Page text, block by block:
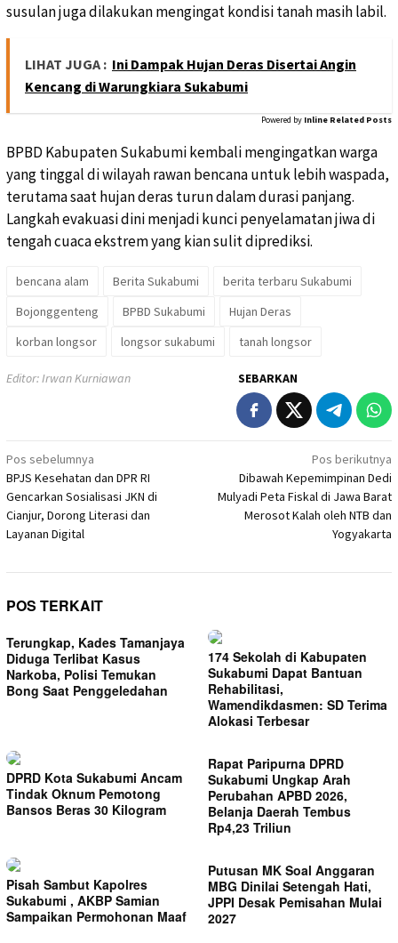
susulan juga dilakukan mengingat kondisi tanah masih labil.
LIHAT JUGA : Ini Dampak Hujan Deras Disertai Angin
Kencang di Warungkiara Sukabumi
Powered by Inline Related Posts
BPBD Kabupaten Sukabumi kembali mengingatkan warga
yang tinggal di wilayah rawan bencana untuk lebih waspada,
terutama saat hujan deras turun dalam durasi panjang.
Langkah evakuasi dini menjadi kunci penyelamatan jiwa di
tengah cuaca ekstrem yang kian sulit diprediksi.
bencana alam Berita Sukabumi
berita terbaru Sukabumi
Bojonggenteng
BPBD Sukabumi
Hujan Deras
korban longsor
longsor sukabumi tanah longsor
Editor: Irwan Kurniawan SEBARKAN
Navigasi
pos
Pos sebelumnya
BPJS Kesehatan dan DPR RI
Gencarkan Sosialisasi JKN di
Cianjur, Dorong Literasi dan
Layanan Digital
Pos berikutnya
Dibawah Kepemimpinan Dedi
Mulyadi Peta Fiskal di Jawa Barat
Merosot Kalah oleh NTB dan
Yogyakarta
POS TERKAIT
Terungkap, Kades Tamanjaya
Diduga Terlibat Kasus
Narkoba, Polisi Temukan
Bong Saat Penggeledahan
174 Sekolah di Kabupaten
Sukabumi Dapat Bantuan
Rehabilitasi,
Wamendikdasmen: SD Terima
Alokasi Terbesar
DPRD Kota Sukabumi Ancam
Tindak Oknum Pemotong
Bansos Beras 30 Kilogram
Rapat Paripurna DPRD
Sukabumi Ungkap Arah
Perubahan APBD 2026,
Belanja Daerah Tembus
Rp4,23 Triliun
Pisah Sambut Kapolres
Sukabumi , AKBP Samian
Sampaikan Permohonan Maaf
Putusan MK Soal Anggaran
MBG Dinilai Setengah Hati,
JPPI Desak Pemisahan Mulai
2027